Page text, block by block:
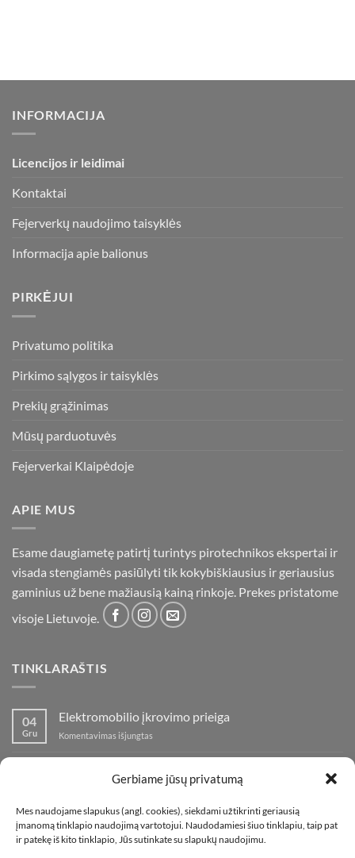
Gerbiame jūsų privatumą
Mes naudojame slapukus (angl. cookies), siekdami užtikrinti geriausią
įmanomą tinklapio naudojimą vartotojui. Naudodamiesi šiuo tinklapiu, taip pat
ir patekę iš kito tinklapio, Jūs sutinkate su slapukų naudojimu.
INFORMACIJA
Licencijos ir leidimai
Kontaktai
Fejerverkų naudojimo taisyklės
Informacija apie balionus
PIRKĖJUI
Privatumo politika
Pirkimo sąlygos ir taisyklės
Prekių grąžinimas
Mūsų parduotuvės
Fejerverkai Klaipėdoje
APIE MUS
Esame daugiametę patirtį turintys pirotechnikos ekspertai ir
visada stengiamės pasiūlyti tik kokybiškiausius ir geriausius
gaminius už bene mažiausią kainą rinkoje. Prekes pristatome
visoje Lietuvoje.
TINKLARAŠTIS
04
Gru
Elektromobilio įkrovimo prieiga
Komentavimas išjungtas
prieiga
įraše
fejerverkų
parduotuvė
Klaipedoje!
01
Lap
Kaip fotografuoti fejerverkus
Komentavimas išjungtasįraše